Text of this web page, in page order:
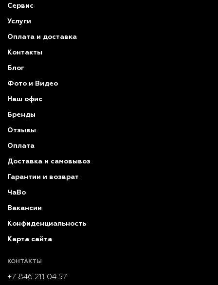
Сервис
Услуги
Оплата и доставка
Контакты
Блог
Фото и Видео
Наш офис
Бренды
Отзывы
Оплата
Доставка и самовывоз
Гарантии и возврат
ЧаВо
Вакансии
Конфиденциальность
Карта сайта
КОНТАКТЫ
+7 846 211 04 57